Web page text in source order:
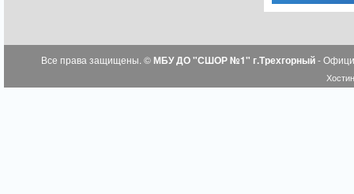
Все права защищены. ©МБУ ДО "СШОР №1" г.Трехгорный-